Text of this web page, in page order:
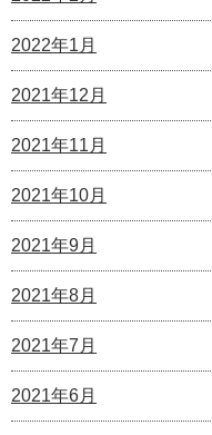
2022年1月
2021年12月
2021年11月
2021年10月
2021年9月
2021年8月
2021年7月
2021年6月